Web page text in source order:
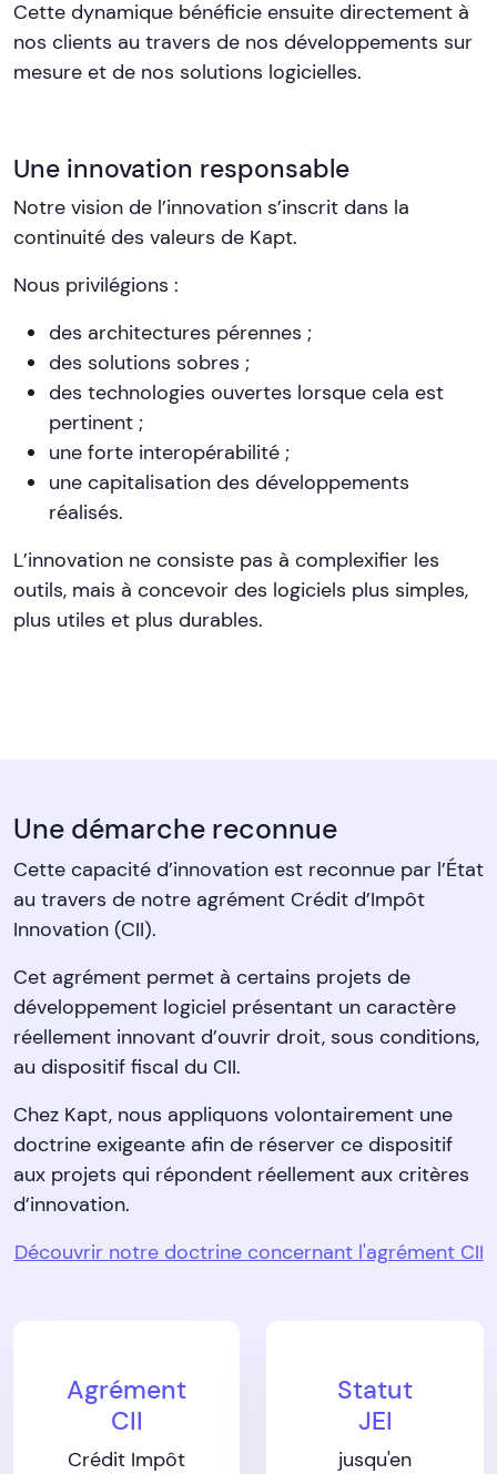
Cette dynamique bénéficie ensuite directement à
nos clients au travers de nos développements sur
mesure et de nos solutions logicielles.
Une innovation responsable
Notre vision de l’innovation s’inscrit dans la
continuité des valeurs de Kapt.
Nous privilégions :
des architectures pérennes ;
des solutions sobres ;
des technologies ouvertes lorsque cela est
pertinent ;
une forte interopérabilité ;
une capitalisation des développements
réalisés.
L’innovation ne consiste pas à complexifier les
outils, mais à concevoir des logiciels plus simples,
plus utiles et plus durables.
Une démarche reconnue
Cette capacité d’innovation est reconnue par l’État
au travers de notre agrément Crédit d’Impôt
Innovation (CII).
Cet agrément permet à certains projets de
développement logiciel présentant un caractère
réellement innovant d’ouvrir droit, sous conditions,
au dispositif fiscal du CII.
Chez Kapt, nous appliquons volontairement une
doctrine exigeante afin de réserver ce dispositif
aux projets qui répondent réellement aux critères
d’innovation.
Découvrir notre doctrine concernant l'agrément CII
Agrément
CII
Crédit Impôt
Statut
JEI
jusqu'en